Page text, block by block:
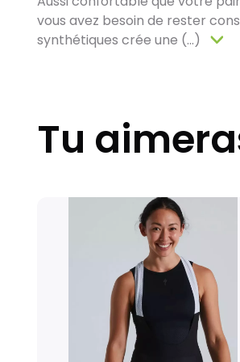
vous avez besoin de rester
synthétiques crée une (...)
Tu